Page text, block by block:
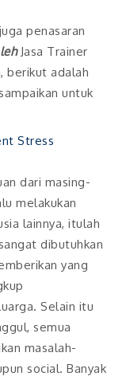
penasaran
Jasa Trainer
berikut adalah
untuk
Stress
dari masing-
melakukan
lainnya, itulah
dibutuhkan
yang
Selain itu
semua
masalah-
social. Banyak